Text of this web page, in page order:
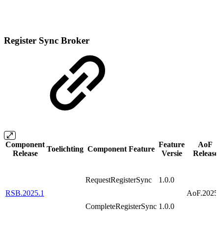
Register Sync Broker
Component
Release
Toelichting Component Feature
Feature
Versie
AoF
Release
RSB.2025.1
RequestRegisterSync
1.0.0
CompleteRegisterSync 1.0.0